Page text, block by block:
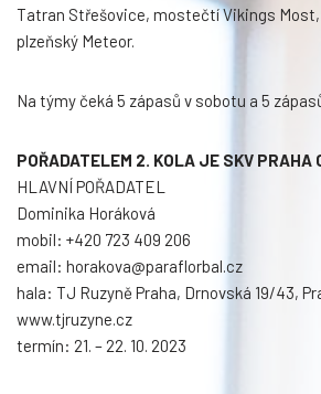
Tatran Střešovice, mostečtí Vikings Most,
plzeňský Meteor.
Na týmy čeká 5 zápasů v sobotu a 5
POŘADATELEM 2. KOLA JE SKV PRAHA
HLAVNÍ POŘADATEL
Dominika Horáková
mobil: +420 723 409 206
email: horakova@paraflorbal.cz
hala: TJ Ruzyně Praha, Drnovská 19/43,
www.tjruzyne.cz
termín: 21. – 22. 10. 2023